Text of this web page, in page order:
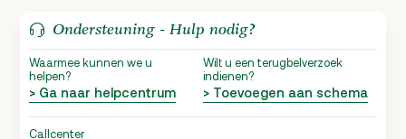
Ondersteuning - Hulp nodig?
Waarmee kunnen we u
helpen?
> Ga naar helpcentrum
Wilt u een terugbelverzoek
indienen?
> Toevoegen aan schema
Callcenter